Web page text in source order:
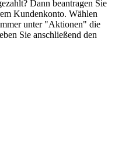
Dann beantragen Sie
Kundenkonto. Wählen
unter "Aktionen" die
Sie anschließend den